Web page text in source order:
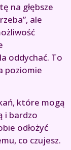
na głębsze
ale
oddychać. To
poziomie
które mogą
i bardzo
odłożyć
co czujesz.